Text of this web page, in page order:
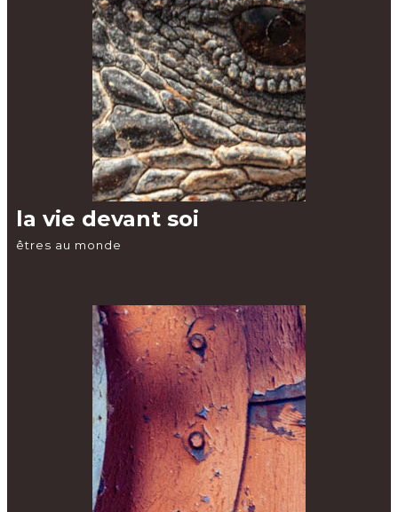
la vie devant soi
êtres au monde